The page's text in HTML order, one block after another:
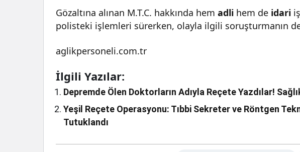
Gözaltına alınan M.T.C. hakkında hemadli hem de idari
polisteki işlemleri sürerken, olayla ilgili soruşturmanın
aglikpersoneli.com.tr
İlgili Yazılar:
Depremde Ölen Doktorların Adıyla Reçete Yazdılar!
Yeşil Reçete Operasyonu: Tıbbi Sekreter ve Röntgen
Tutuklandı